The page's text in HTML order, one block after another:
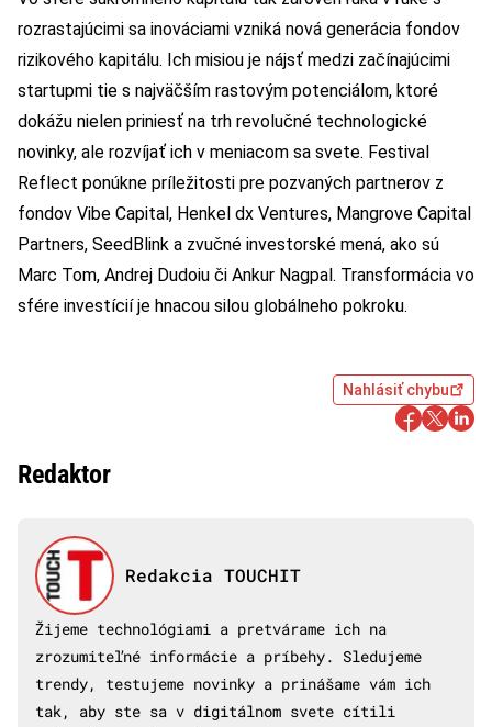
rozrastajúcimi sa inováciami vzniká nová generácia fondov
rizikového kapitálu. Ich misiou je nájsť medzi začínajúcimi
startupmi tie s najväčším rastovým potenciálom, ktoré
dokážu nielen priniesť na trh revolučné technologické
novinky, ale rozvíjať ich v meniacom sa svete. Festival
Reflect ponúkne príležitosti pre pozvaných partnerov z
fondov Vibe Capital, Henkel dx Ventures, Mangrove Capital
Partners, SeedBlink a zvučné investorské mená, ako sú
Marc Tom, Andrej Dudoiu či Ankur Nagpal. Transformácia vo
sfére investícií je hnacou silou globálneho pokroku.
Nahlásiť chybu
Redaktor
Redakcia TOUCHIT
Žijeme technológiami a pretvárame ich na
zrozumiteľné informácie a príbehy. Sledujeme
trendy, testujeme novinky a prinášame vám ich
tak, aby ste sa v digitálnom svete cítili